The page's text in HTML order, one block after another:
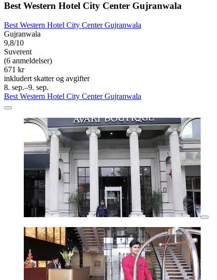
Best Western Hotel City Center Gujranwala
Best Western Hotel City Center Gujranwala
Gujranwala
9,8/10
Suverent
(6 anmeldelser)
671 kr
inkludert skatter og avgifter
8. sep.–9. sep.
Best Western Hotel City Center Gujranwala